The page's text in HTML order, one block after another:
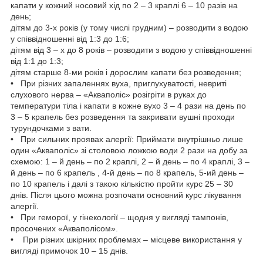
капати у кожний носовий хід по 2 – 3 краплі 6 – 10 разів на
день;
дітям до 3-х років (у тому числі грудним) – розводити з водою
у співвідношенні від 1:3 до 1:6;
дітям від 3 – х до 8 років – розводити з водою у співвідношенні
від 1:1 до 1:3;
дітям старше 8-ми років і дорослим капати без розведення;
• При різних запаленнях вуха, приглухуватості, невриті
слухового нерва – «Акваполіс» розігріти в руках до
температури тіла і капати в кожне вухо 3 – 4 рази на день по
3 – 5 крапель без розведення та закривати вушні проходи
турундочками з вати.
• При сильних проявах алергії: Приймати внутрішньо лише
один «Акваполіс» зі столовою ложкою води 2 рази на добу за
схемою: 1 – й день – по 2 краплі, 2 – й день – по 4 краплі, 3 –
й день – по 6 крапель , 4-й день – по 8 крапель, 5-ий день –
по 10 крапель і далі з такою кількістю пройти курс 25 – 30
днів. Після цього можна розпочати основний курс лікування
алергії.
• При геморої, у гінекології – щодня у вигляді тампонів,
просочених «Акваполісом».
• При різних шкірних проблемах – місцеве використання у
вигляді примочок 10 – 15 днів.